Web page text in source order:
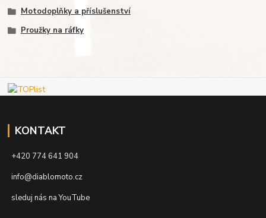
Motodoplňky a příslušenství
Proužky na ráfky
KONTAKT
+420 774 641 904
info@diablomoto.cz
sleduj nás na YouTube